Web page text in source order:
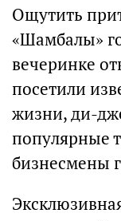
Ощутить
«Шамбалы»
вечеринке
посетили
жизни, ди-
популярные
бизнесмены